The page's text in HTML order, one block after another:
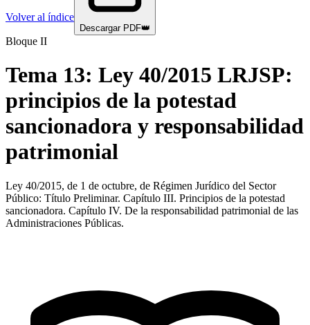
Volver al índice
Descargar PDF👑
Bloque II
Tema 13: Ley 40/2015 LRJSP:
principios de la potestad
sancionadora y responsabilidad
patrimonial
Ley 40/2015, de 1 de octubre, de Régimen Jurídico del Sector
Público: Título Preliminar. Capítulo III. Principios de la potestad
sancionadora. Capítulo IV. De la responsabilidad patrimonial de las
Administraciones Públicas.